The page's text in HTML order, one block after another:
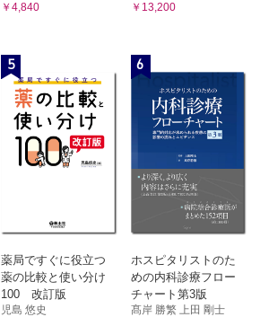
￥4,840
￥13,200
5
薬局ですぐに役立つ
薬の比較と使い分け
100 改訂版
児島 悠史
6
ホスピタリストのた
めの内科診療フロー
チャート第3版
髙岸 勝繁 上田 剛士